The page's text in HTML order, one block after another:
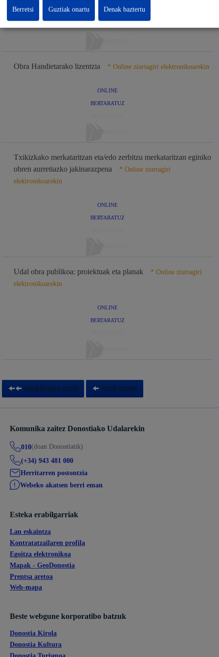
BERTARATUZ
Obra Handietarako lizentzia * Online ziurtagiri elektronikoarekin
ONLINE
BERTARATUZ
Txikizkako merkataritzan eta/edo zerbitzu merkataritzan eginiko
obren aurretiazko jakinarazpena
* Online ziurtagiri
elektronikoarekin
ONLINE
BERTARATUZ
Udal obra publikoa: proiektuak eta planak
* Online ziurtagiri
elektronikoarekin
ONLINE
BERTARATUZ
Aurkibidera itzuli Itzuli atzera
Komunika zaitez Donostiako Udalarekin
010(doan Donostiatik)
(+34) 943 481 000
Herritarren postontzia
Webeko akatsen berri eman
Esteka erabilgarriak
Lan eskaintza
Kontratatzailaren profila
Egoitza elektronikoa
Mapak - GeoDonostia
Prentsa aretoa
Web-mapa
Beste webgune korporatibo batzuk
Donostia Kirola
Donostia Kultura
Denak baztertu
Berretsi Guztiak onartu